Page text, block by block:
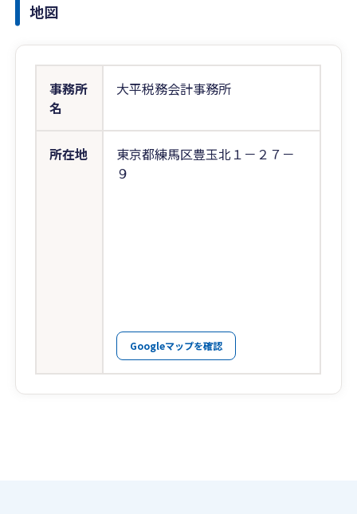
地図
事務所
名
大平税務会計事務所
所在地
東京都練馬区豊玉北１－２７－
９
Googleマップを確認